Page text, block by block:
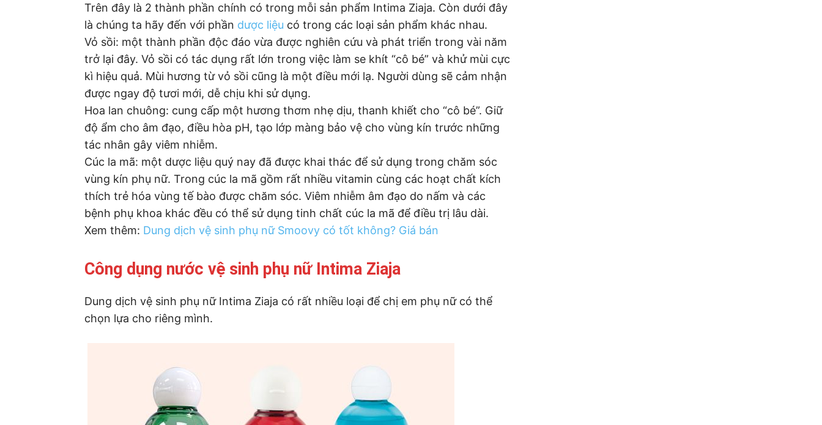
Trên đây là 2 thành phần chính có trong mỗi sản phẩm Intima Ziaja. Còn dưới đây
là chúng ta hãy đến với phần dược liệu có trong các loại sản phẩm khác nhau.
Vỏ sồi: một thành phần độc đáo vừa được nghiên cứu và phát triển trong vài năm
trở lại đây. Vỏ sồi có tác dụng rất lớn trong việc làm se khít “cô bé” và khử mùi cực
kì hiệu quả. Mùi hương từ vỏ sồi cũng là một điều mới lạ. Người dùng sẽ cảm nhận
được ngay độ tươi mới, dễ chịu khi sử dụng.
Hoa lan chuông: cung cấp một hương thơm nhẹ dịu, thanh khiết cho “cô bé”. Giữ
độ ẩm cho âm đạo, điều hòa pH, tạo lớp màng bảo vệ cho vùng kín trước những
tác nhân gây viêm nhiễm.
Cúc la mã: một dược liệu quý nay đã được khai thác để sử dụng trong chăm sóc
vùng kín phụ nữ. Trong cúc la mã gồm rất nhiều vitamin cùng các hoạt chất kích
thích trẻ hóa vùng tế bào được chăm sóc. Viêm nhiễm âm đạo do nấm và các
bệnh phụ khoa khác đều có thể sử dụng tinh chất cúc la mã để điều trị lâu dài.
Xem thêm: Dung dịch vệ sinh phụ nữ Smoovy có tốt không? Giá bán
Công dụng nước vệ sinh phụ nữ Intima Ziaja
Dung dịch vệ sinh phụ nữ Intima Ziaja có rất nhiều loại để chị em phụ nữ có thể
chọn lựa cho riêng mình.